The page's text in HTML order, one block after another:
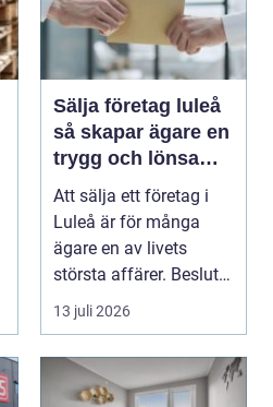
Sälja företag luleå
så skapar ägare en
trygg och lönsam
affär
Att sälja ett företag i
Luleå är för många
ägare en av livets
största affärer. Beslutet
rymmer både ...
13 juli 2026